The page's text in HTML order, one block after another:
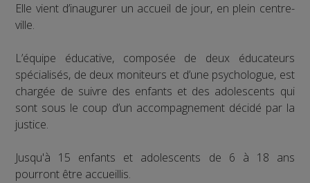
Elle vient d’inaugurer un accueil de jour, en plein centre-
ville.
L’équipe éducative, composée de deux éducateurs
spécialisés, de deux moniteurs et d’une psychologue, est
chargée de suivre des enfants et des adolescents qui
sont sous le coup d’un accompagnement décidé par la
justice.
Jusqu'à 15 enfants et adolescents de 6 à 18 ans
pourront être accueillis.